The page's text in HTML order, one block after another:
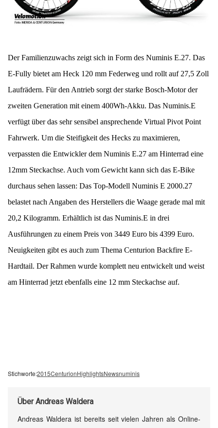
Der Familienzuwachs zeigt sich in Form des Numinis E.27. Das
E-Fully bietet am Heck 120 mm Federweg und rollt auf 27,5 Zoll
Laufrädern. Für den Antrieb sorgt der starke Bosch-Motor der
zweiten Generation mit einem 400Wh-Akku. Das Numinis.E
verfügt über das sehr sensibel ansprechende Virtual Pivot Point
Fahrwerk. Um die Steifigkeit des Hecks zu maximieren,
verpassten die Entwickler dem Numinis E.27 am Hinterrad eine
12mm Steckachse. Auch vom Gewicht kann sich das E-Bike
durchaus sehen lassen: Das Top-Modell Numinis E 2000.27
belastet nach Angaben des Herstellers die Waage gerade mal mit
20,2 Kilogramm. Erhältlich ist das Numinis.E in drei
Ausführungen zu einem Preis von 3449 Euro bis 4399 Euro.
Neuigkeiten gibt es auch zum Thema Centurion Backfire E-
Hardtail. Der Rahmen wurde komplett neu entwickelt und weist
am Hinterrad jetzt ebenfalls eine 12 mm Steckachse auf.
Stichworte:2015CenturionHighlightsNewsnuminis
ÜberAndreas Waldera
Andreas Waldera ist bereits seit vielen Jahren als Online-